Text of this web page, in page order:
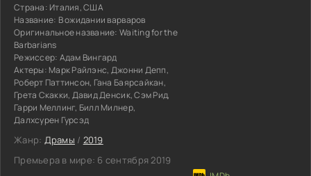
Страна: Италия, США
Название: В ожидании варваров
Оригинальное название: Waiting for the
Barbarians
Режиссер: Адам Вингард
Актеры: Марк Райлэнс, Джонни Депп,
Роберт Паттинсон, Гана Баярсайкан,
Грета Скакки, Давид Денсик, Сэм Рид,
Гарри Меллинг, Билл Милнер,
Далхсурен Гурсэд
Жанр: Драмы / 2019
Премьера в мире: 6 сентября 2019